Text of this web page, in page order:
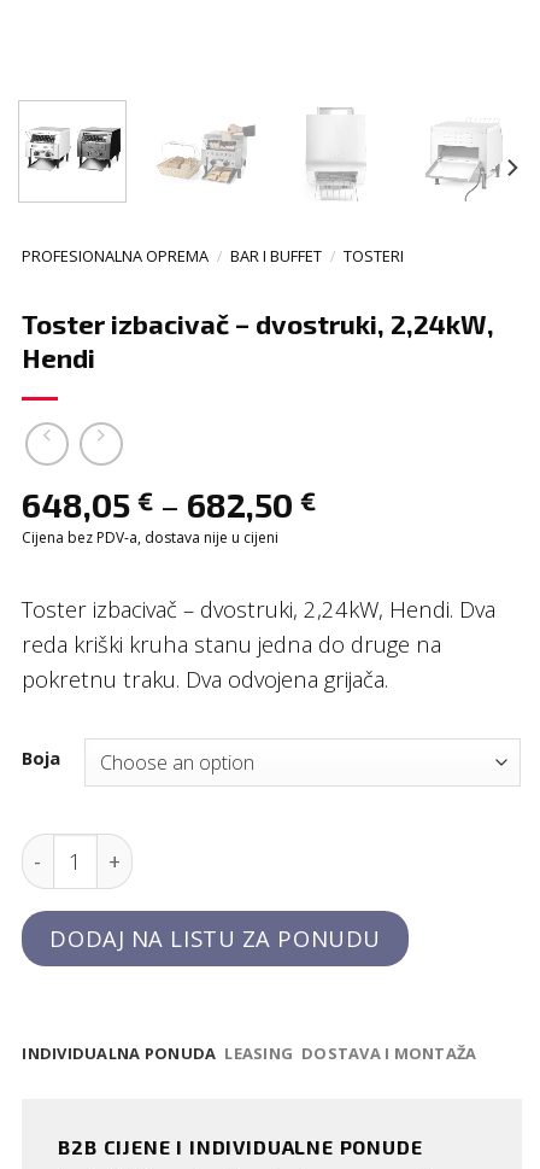
PROFESIONALNA OPREMA / BAR I BUFFET / TOSTERI
Toster izbacivač – dvostruki, 2,24kW,
Hendi
648,05€ – 682,50€
Cijena bez PDV-a, dostava nije u cijeni
Toster izbacivač – dvostruki, 2,24kW, Hendi. Dva
reda kriški kruha stanu jedna do druge na
pokretnu traku. Dva odvojena grijača.
Boja
Toster izbacivač - dvostruki, 2,24kW, Hendi
DODAJ NA LISTU ZA PONUDU
INDIVIDUALNA PONUDA LEASING DOSTAVA I MONTAŽA
B2B CIJENE I INDIVIDUALNE PONUDE